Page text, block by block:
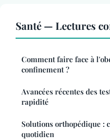
Santé — Lectures
Comment faire face à
confinement ?
Avancées récentes des
rapidité
Solutions orthopédique :
quotidien